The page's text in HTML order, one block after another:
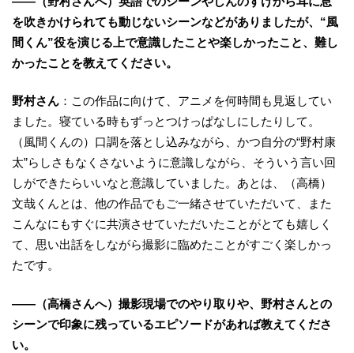
を吹きかけられても動じないシーンなどがありましたが、“風
間くん”役を演じる上で意識したことや楽しかったこと、難し
かったことを教えてください。
野村さん ：この作品に向けて、アニメを何時間も見返してい
ました。寝ている時もずっとつけっぱなしにしたりして。
（風間くんの）口調を落とし込みながら、かつ自分の“野村康
太”らしさもなくさないように意識しながら、そういう言い回
しができたらいいなと意識していました。あとは、（高橋）
文哉くんとは、他の作品でもご一緒させていただいて、また
こんなにもすぐに共演させていただいたことがとても嬉しく
て、思い出話をしながら撮影に臨めたことがすごく楽しかっ
たです。
——（高橋さんへ）撮影現場でのやり取りや、野村さんとの
シーンで印象に残っているエピソードがあれば教えてくださ
い。